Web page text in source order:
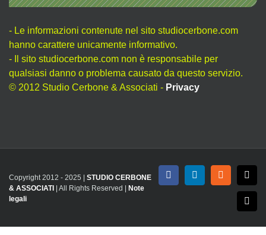
- Le informazioni contenute nel sito studiocerbone.com
hanno carattere unicamente informativo.
- Il sito studiocerbone.com non è responsabile per
qualsiasi danno o problema causato da questo servizio.
© 2012 Studio Cerbone & Associati - Privacy
Copyright 2012 - 2025 | STUDIO CERBONE
& ASSOCIATI
| All Rights Reserved |
Note
legali
FacebookLinkedInRss X